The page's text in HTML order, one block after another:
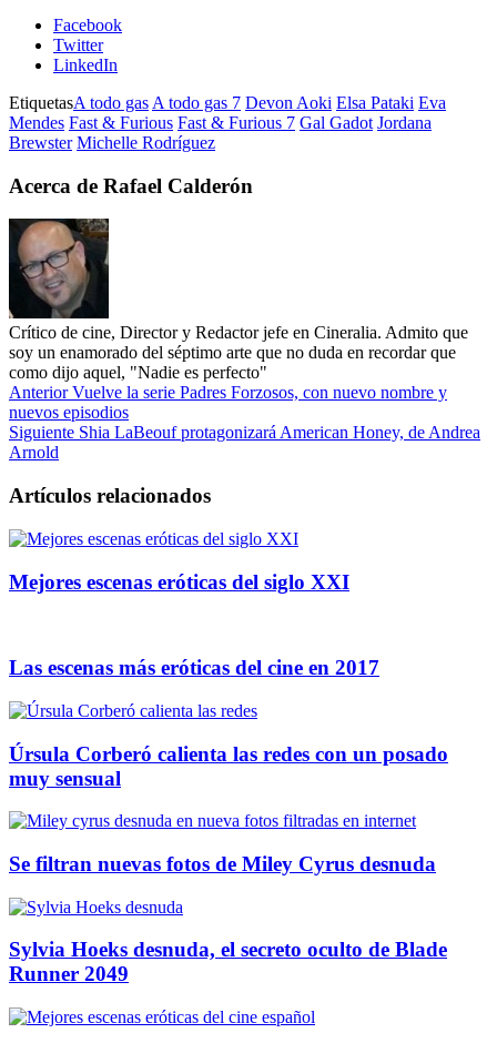
Facebook
Twitter
LinkedIn
EtiquetasA todo gas A todo gas 7 Devon Aoki Elsa Pataki Eva
Mendes Fast & Furious Fast & Furious 7 Gal Gadot Jordana
Brewster Michelle Rodríguez
Acerca de Rafael Calderón
Crítico de cine, Director y Redactor jefe en Cineralia. Admito que
soy un enamorado del séptimo arte que no duda en recordar que
como dijo aquel, "Nadie es perfecto"
AnteriorVuelve la serie Padres Forzosos, con nuevo nombre y
nuevos episodios
Siguiente Shia LaBeouf protagonizará American Honey, de Andrea
Arnold
Artículos relacionados
Mejores escenas eróticas del siglo XXI
Las escenas más eróticas del cine en 2017
Úrsula Corberó calienta las redes con un posado
muy sensual
Se filtran nuevas fotos de Miley Cyrus desnuda
Sylvia Hoeks desnuda, el secreto oculto de Blade
Runner 2049